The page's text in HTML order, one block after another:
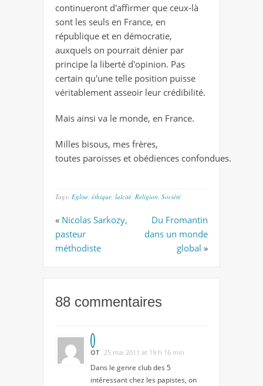
continueront d'affirmer que ceux-là
sont les seuls en France, en
république et en démocratie,
auxquels on pourrait dénier par
principe la liberté d'opinion. Pas
certain qu'une telle position puisse
véritablement asseoir leur crédibilité.
Mais ainsi va le monde, en France.
Milles bisous, mes frères,
toutes paroisses et obédiences confondues.
Tags: Eglise éthique laïcité Religion Société
« Nicolas Sarkozy,
pasteur
méthodiste
Du Fromantin
dans un monde
global »
88 commentaires
OT 25 mai 2011 at 19 h 16 min
Dans le genre club des 5
intéressant chez les papistes, on